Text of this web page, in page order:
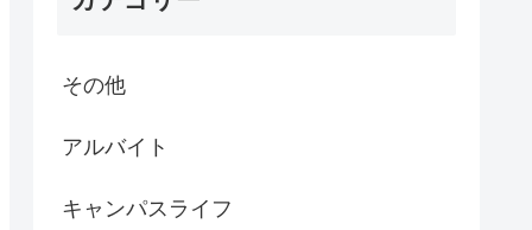
その他
アルバイト
キャンパスライフ